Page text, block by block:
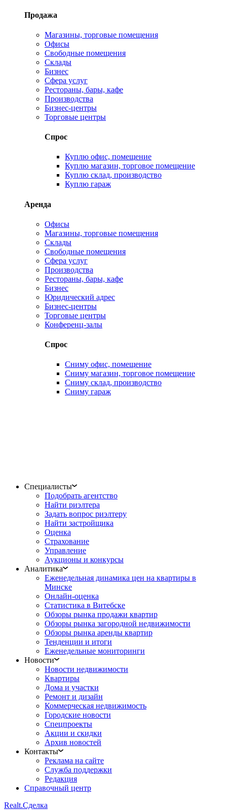
Продажа
Магазины, торговые помещения
Офисы
Свободные помещения
Склады
Бизнес
Сфера услуг
Рестораны, бары, кафе
Производства
Бизнес-центры
Торговые центры
Спрос
Куплю офис, помещение
Куплю магазин, торговое помещение
Куплю склад, производство
Куплю гараж
Аренда
Офисы
Магазины, торговые помещения
Склады
Свободные помещения
Сфера услуг
Производства
Рестораны, бары, кафе
Бизнес
Юридический адрес
Бизнес-центры
Торговые центры
Конференц-залы
Спрос
Сниму офис, помещение
Сниму магазин, торговое помещение
Сниму склад, производство
Сниму гараж
Специалисты
Подобрать агентство
Найти риэлтера
Задать вопрос риэлтеру
Найти застройщика
Оценка
Страхование
Управление
Аукционы и конкурсы
Аналитика
Еженедельная динамика цен на квартиры в
Минске
Онлайн-оценка
Статистика в Витебске
Обзоры рынка продажи квартир
Обзоры рынка загородной недвижимости
Обзоры рынка аренды квартир
Тенденции и итоги
Еженедельные мониторинги
Новости
Новости недвижимости
Квартиры
Дома и участки
Ремонт и дизайн
Коммерческая недвижимость
Городские новости
Спецпроекты
Акции и скидки
Архив новостей
Контакты
Реклама на сайте
Служба поддержки
Редакция
Справочный центр
Realt.Сделка